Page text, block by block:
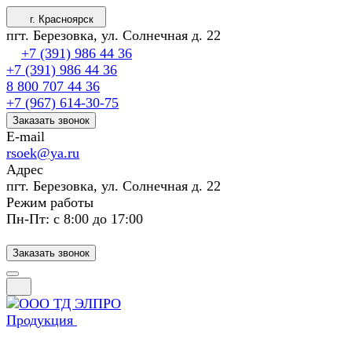
г. Красноярск
пгт. Березовка, ул. Солнечная д. 22
+7 (391) 986 44 36
+7 (391) 986 44 36
8 800 707 44 36
+7 (967) 614-30-75
Заказать звонок
E-mail
rsoek@ya.ru
Адрес
пгт. Березовка, ул. Солнечная д. 22
Режим работы
Пн-Пт: с 8:00 до 17:00
Заказать звонок
Продукция